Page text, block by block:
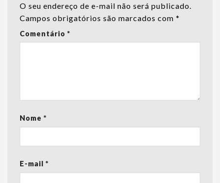
O seu endereço de e-mail não será publicado.
Campos obrigatórios são marcados com *
Comentário *
Nome *
E-mail *